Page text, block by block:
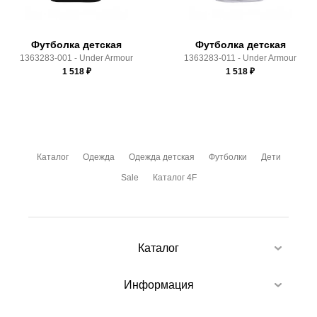
Футболка детская
1363283-001 - Under Armour
1 518₽
Футболка детская
1363283-011 - Under Armour
1 518 ₽
Каталог Одежда Одежда детская Футболки Дети
Sale Каталог 4F
Каталог
Информация